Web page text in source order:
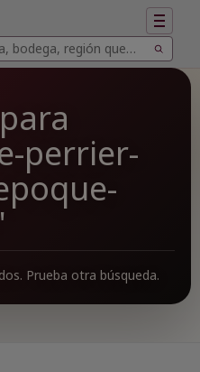
Mostrar
perrier-
Prueba otra búsqueda.